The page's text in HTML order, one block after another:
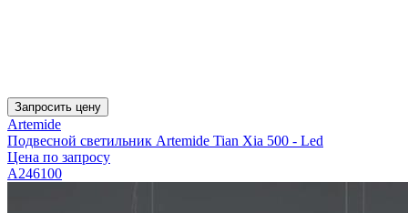
Запросить цену
Artemide
Подвесной светильник Artemide Tian Xia 500 - Led
Цена по запросу
A246100